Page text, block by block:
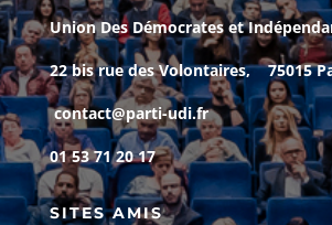
Union Des Démocrates et
22 bis rue des Volontaires, 75015
contact@parti-udi.fr
01 53 71 20 17
SITES AMIS